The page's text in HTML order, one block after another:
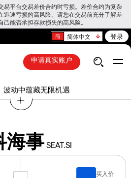
易平台交易差价合约时亏损。差价合约为复杂
迅速亏损的高风险。请您在交易前充分了解差
能否承担存款损失的高风险。
简体中文 登录
申请真实账户
波动中蕴藏无限机遇
海事 SEAT.SI
买入价